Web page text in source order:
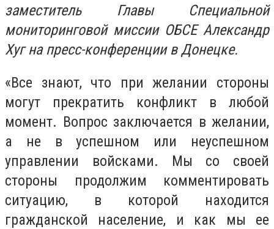
заместитель Главы Специальной
мониторинговой миссии ОБСЕ Александр
Хуг на пресс-конференции в Донецке.
«Все знают, что при желании стороны
могут прекратить конфликт в любой
момент. Вопрос заключается в желании,
а не в успешном или неуспешном
управлении войсками. Мы со своей
стороны продолжим комментировать
ситуацию, в которой находится
гражданской население, и как мы ее